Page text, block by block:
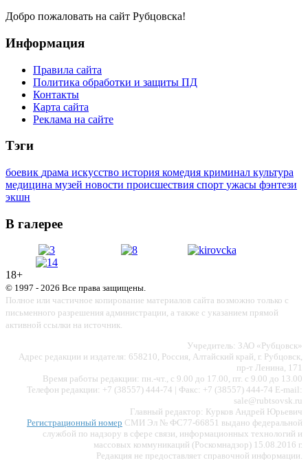
Добро пожаловать на сайт Рубцовска!
Информация
Правила сайта
Политика обработки и защиты ПД
Контакты
Карта сайта
Реклама на сайте
Тэги
боевик драма искусство история комедия криминал культура
медицина музей новости происшествия спорт ужасы фэнтези
экшн
В галерее
18+
© 1997 - 2026 Все права защищены.
Полное или частичное копирование материалов сайта возможно только с
письменного разрешения администрации, а также с указанием прямой
активной ссылки на источник.
Учредитель: ЗАО «Рубцовск»
Адрес редакции и издателя: 658210, Россия, Алтайский край, г. Рубцовск,
пр-т Ленина, 171
Время работы редакции: пн.-чт., с 9.00 до 17.00, пт. с 9.00 до 13.00
Телефон редакции: +7 (38557) 444-74 | Факс: +7 (38557) 444-74 E-mail:
sale@rubtsovsk.ru
Главный редактор: Курков Андрей Юрьевич
Регистрационный номер СМИ Эл № ФС77-66851 выдано федеральной
службой по надзору в сфере связи, информационных технологий и
массовых коммуникаций (Роскомнадзор) 15.08.2016 г.
Редакция не предоставляет справочной информации.